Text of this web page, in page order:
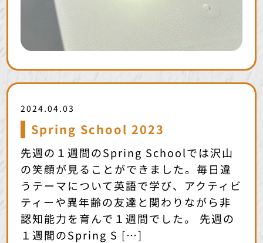
2024.04.03
Spring School 2023
先週の１週間のSpring Schoolでは沢山
の笑顔が見ることができました。毎日違
うテーマについて英語で学び、アクティビ
ティーや異年齢の友達と関わりながら非
認知能力を育んで１週間でした。 先週の
１週間のSpring S […]